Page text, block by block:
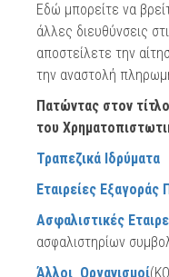
Εδώ μπορείτε να
άλλες διευθύνσεις
αποστείλετε την
την αναστολή
Πατώντας στον
του
Τραπεζικά Ιδρύματα
Εταιρείες
Ασφαλιστικές
ασφαλιστηρίων
Άλλοι Οργανισμοί